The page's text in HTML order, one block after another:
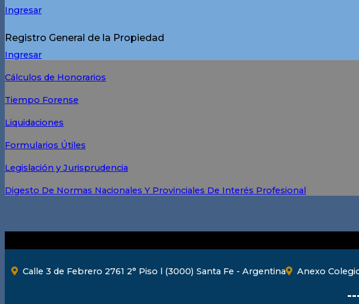
Ingresar
Registro General de la Propiedad
Ingresar
Cálculos de Honorarios
Tiempo Forense
Liquidaciones
Formularios Útiles
Legislación y Jurisprudencia
Digesto De Normas Nacionales Y Provinciales De Interés Profesional
Calle 3 de Febrero 2761 2° Piso l (3000) Santa Fe - Argentina Anexo